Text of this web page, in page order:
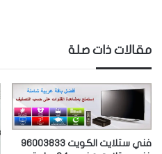
مقالات ذات صلة
فني ستلايت الكويت 96003833